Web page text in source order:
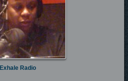
Exhale Radio